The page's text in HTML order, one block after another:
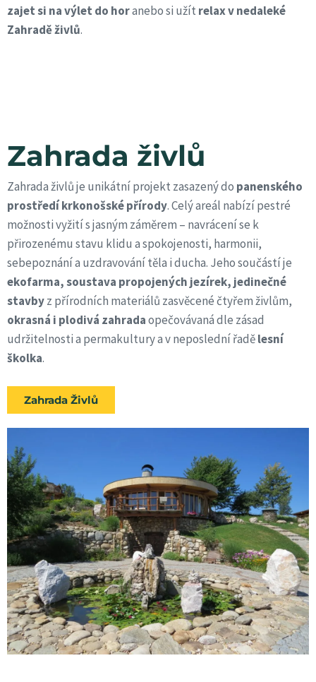
zajet si na výlet do horanebo si užít relax v nedaleké
Zahradě živlů.
Zahrada živlů
Zahrada živlů je unikátní projekt zasazený do panenského
prostředí krkonošské přírody. Celý areál nabízí pestré
možnosti vyžití s jasným záměrem – navrácení se k
přirozenému stavu klidu a spokojenosti, harmonii,
sebepoznání a uzdravování těla i ducha. Jeho součástí je
ekofarma, soustava propojených jezírek, jedinečné
stavbyz přírodních materiálů zasvěcené čtyřem živlům,
okrasná i plodivá zahradaopečovávaná dle zásad
udržitelnosti a permakultury a v neposlední řadělesní
školka.
Zahrada Živlů